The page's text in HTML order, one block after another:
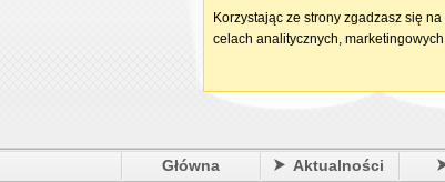
Główna Aktualności
Korzystając ze strony zgadzasz się
celach analitycznych,